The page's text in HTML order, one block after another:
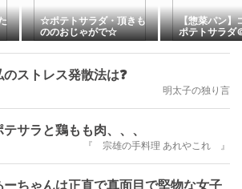
☆ポテトサラダ・頂きも
ののおじゃがで☆
【惣菜パン】
ポテトサラダ
のストレス発散法は❓
明太子の独り言
テサラと鶏もも肉、、、
『 宗雄の手料理 あれやこれ 』
ーちゃんは正直で真面目で堅物な女子